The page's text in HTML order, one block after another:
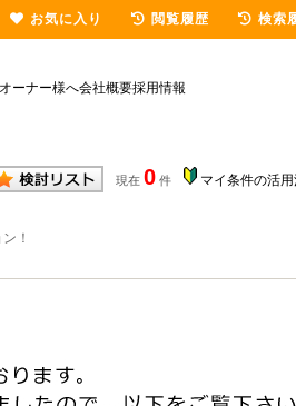
ーナー様へ会社概要採用情報
現在 0 件 マイ条件の活用
！
お気に入り 閲覧履歴 検索